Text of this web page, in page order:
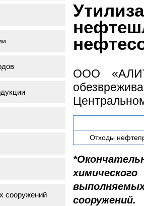
ООО
Отходы
сооружений.
сооружений